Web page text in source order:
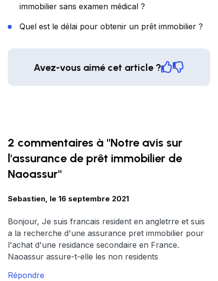
immobilier sans examen médical ?
Quel est le délai pour obtenir un prêt immobilier ?
Avez-vous aimé cet article ?
2 commentaires à "Notre avis sur
l'assurance de prêt immobilier de
Naoassur"
Sebastien, le 16 septembre 2021
Bonjour, Je suis francais resident en angletrre et suis
a la recherche d'une assurance pret immobilier pour
l'achat d'une residance secondaire en France.
Naoassur assure-t-elle les non residents
Répondre